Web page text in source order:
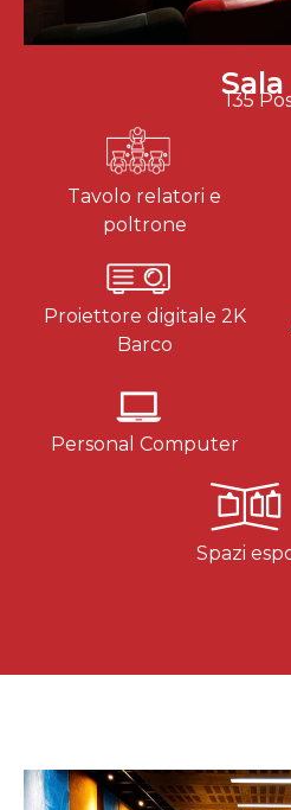
Sala
135
Tavolo relatori e
poltrone
Proiettore digitale 2K
Barco
Personal Computer
Spazi